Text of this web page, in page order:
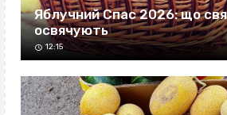
Яблучний Спас 2026: що
освячують
12:15